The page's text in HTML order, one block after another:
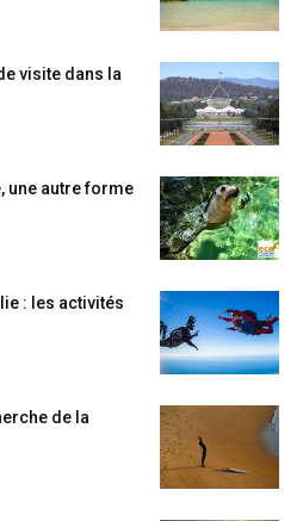
visite dans la
une autre forme
: les activités
de la